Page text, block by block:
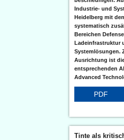
Industrie- und
Heidelberg mit
systematisch
Bereichen
Ladeinfrastruktur
Systemlösungen.
Ausrichtung ist
entsprechenden
Advanced
PDF
Tinte als